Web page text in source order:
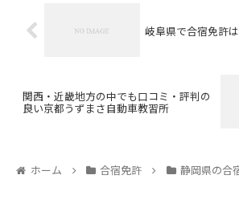
岐阜県で合宿免許
関西・近畿地方の中でも口コミ・評判の
良い京都うずまさ自動車教習所
ホーム 合宿免許 静岡県の合